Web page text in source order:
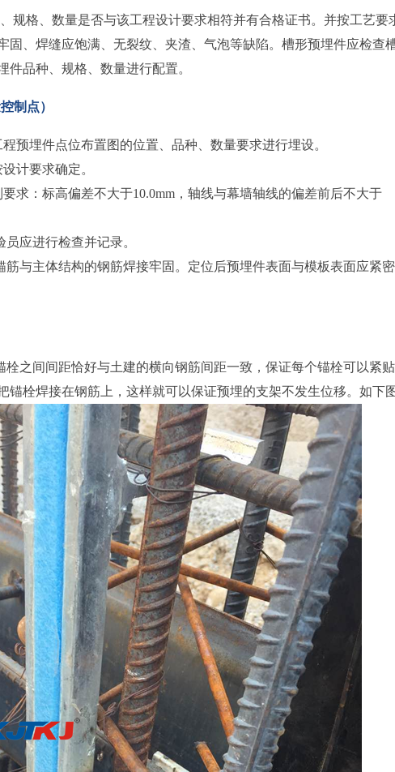
规格、数量是否与该工程设计要求相符并有合格证书。并按工艺要
固、焊缝应饱满、无裂纹、夹渣、气泡等缺陷。槽形预埋件应检查
品种、规格、数量进行配置。
制点）
预埋件点位布置图的位置、品种、数量要求进行埋设。
设计要求确定。
求：标高偏差不大于10.0mm，轴线与幕墙轴线的偏差前后不大于
员应进行检查并记录。
筋与主体结构的钢筋焊接牢固。定位后预埋件表面与模板表面应紧
栓之间间距恰好与土建的横向钢筋间距一致，保证每个锚栓可以紧
锚栓焊接在钢筋上，这样就可以保证预埋的支架不发生位移。如下